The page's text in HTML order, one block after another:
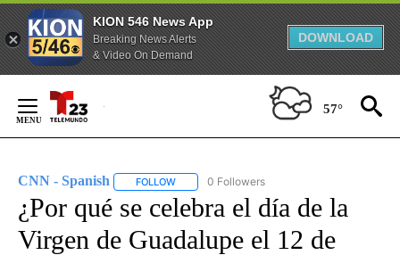
KION 546 News App
Breaking News Alerts
& Video On Demand
DOWNLOAD
Content
57°
CNN - Spanish FOLLOW FOLLOW "CNN - SPANISH" TO RECEIVE
0 Followers
¿Por qué se celebra el día de la
Virgen de Guadalupe el 12 de